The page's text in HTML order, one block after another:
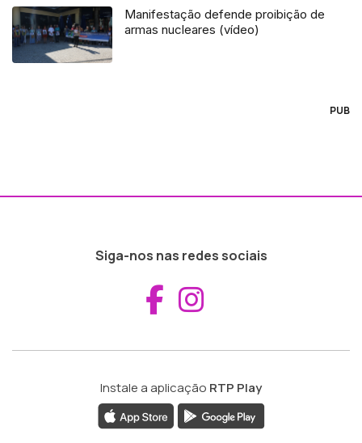
Manifestação defende proibição de
armas nucleares (vídeo)
PUB
Siga-nos nas redes sociais
Aceder ao
Instale a aplicação RTP Play